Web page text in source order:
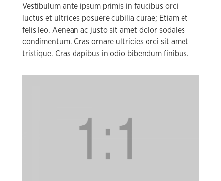
Vestibulum ante ipsum primis in faucibus orci
luctus et ultrices posuere cubilia curae; Etiam et
felis leo. Aenean ac justo sit amet dolor sodales
condimentum. Cras ornare ultricies orci sit amet
tristique. Cras dapibus in odio bibendum finibus.